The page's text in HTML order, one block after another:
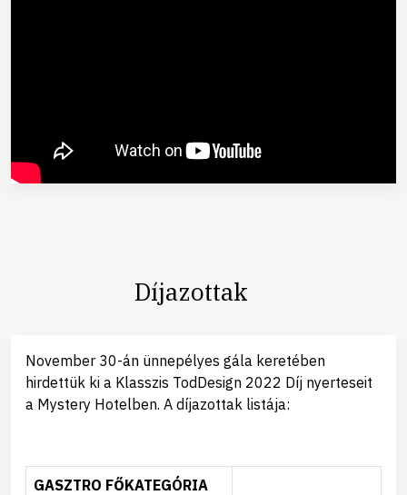
Díjazottak
November 30-án ünnepélyes gála keretében
hirdettük ki a Klasszis TodDesign 2022 Díj nyerteseit
a Mystery Hotelben. A díjazottak listája:
GASZTRO FŐKATEGÓRIA